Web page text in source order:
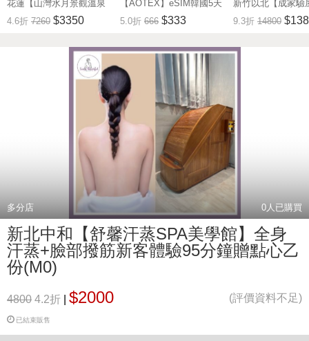
花蓮【山灣水月景觀溫泉
會館】景觀雙人房一泊一
食住宿券(MO)
4.6折 7260 $3350
【AOTEX】eSIM韓國5天
無限高速網路吃到飽兌換
券(MO)
5.0折 666 $333
新竹以北【成家驗
25坪 (三房格局)超
券 (MO)
9.3折 14800
多分店 0人已購買
新北中和【舒馨汗蒸SPA美學館】全身
汗蒸+臉部撥筋新客體驗95分鐘贈點心乙
份(M0)
4800 4.2折 $2000 (評價資料不足)
已結束販售